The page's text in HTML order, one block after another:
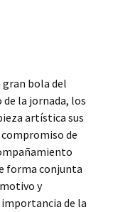
gran bola del
la jornada, los
artística sus
de
forma conjunta
y
de la